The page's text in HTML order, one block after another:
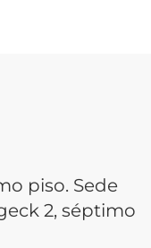
piso. Sede
2, séptimo